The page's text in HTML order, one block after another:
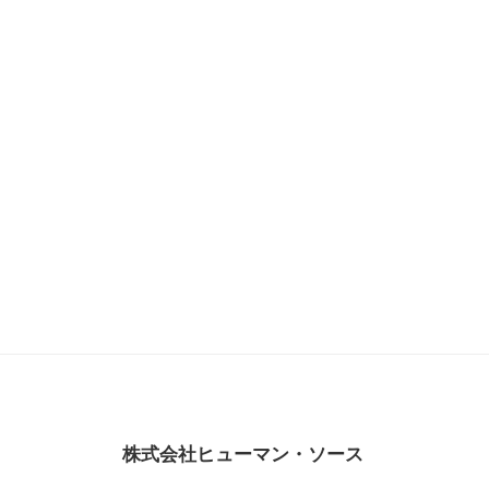
株式会社ヒューマン・ソース